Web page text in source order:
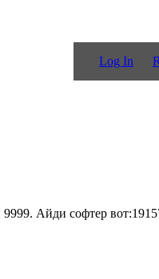
Log In
9999. Айди софтер